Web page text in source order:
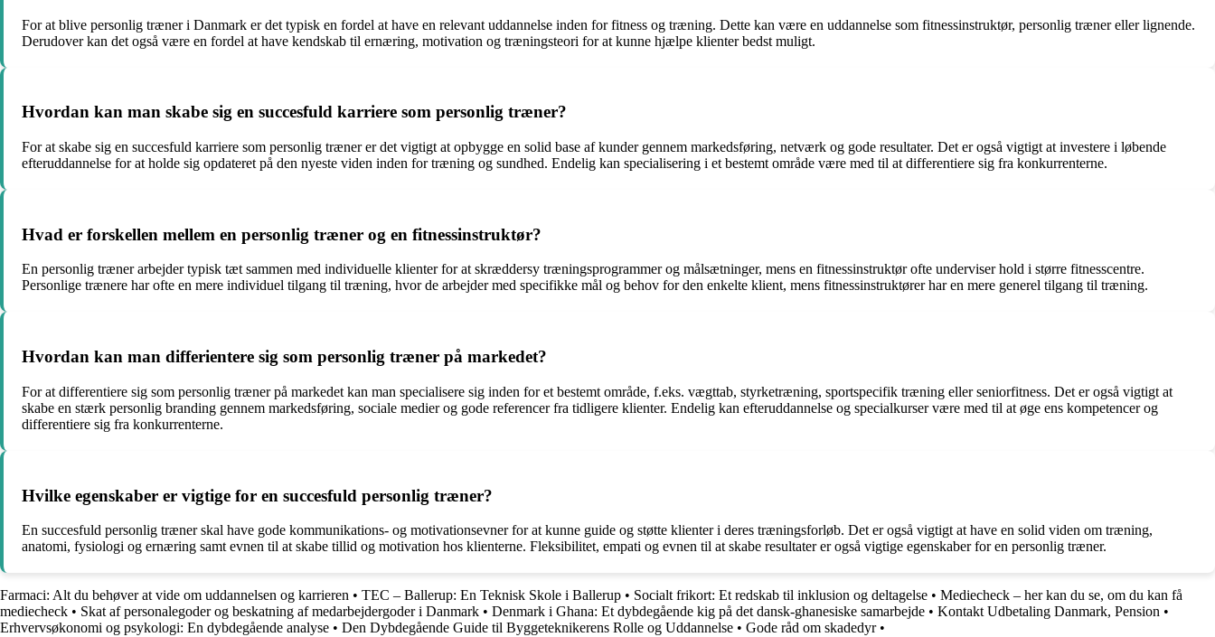
For at blive personlig træner i Danmark er det typisk en fordel at have en relevant uddannelse inden for fitness og træning. Dette kan være en uddannelse som fitnessinstruktør, personlig træner eller lignende.
Derudover kan det også være en fordel at have kendskab til ernæring, motivation og træningsteori for at kunne hjælpe klienter bedst muligt.
Hvordan kan man skabe sig en succesfuld karriere som personlig træner?
For at skabe sig en succesfuld karriere som personlig træner er det vigtigt at opbygge en solid base af kunder gennem markedsføring, netværk og gode resultater. Det er også vigtigt at investere i løbende
efteruddannelse for at holde sig opdateret på den nyeste viden inden for træning og sundhed. Endelig kan specialisering i et bestemt område være med til at differentiere sig fra konkurrenterne.
Hvad er forskellen mellem en personlig træner og en fitnessinstruktør?
En personlig træner arbejder typisk tæt sammen med individuelle klienter for at skræddersy træningsprogrammer og målsætninger, mens en fitnessinstruktør ofte underviser hold i større fitnesscentre.
Personlige trænere har ofte en mere individuel tilgang til træning, hvor de arbejder med specifikke mål og behov for den enkelte klient, mens fitnessinstruktører har en mere generel tilgang til træning.
Hvordan kan man differientere sig som personlig træner på markedet?
For at differentiere sig som personlig træner på markedet kan man specialisere sig inden for et bestemt område, f.eks. vægttab, styrketræning, sportspecifik træning eller seniorfitness. Det er også vigtigt at
skabe en stærk personlig branding gennem markedsføring, sociale medier og gode referencer fra tidligere klienter. Endelig kan efteruddannelse og specialkurser være med til at øge ens kompetencer og
differentiere sig fra konkurrenterne.
Hvilke egenskaber er vigtige for en succesfuld personlig træner?
En succesfuld personlig træner skal have gode kommunikations- og motivationsevner for at kunne guide og støtte klienter i deres træningsforløb. Det er også vigtigt at have en solid viden om træning,
anatomi, fysiologi og ernæring samt evnen til at skabe tillid og motivation hos klienterne. Fleksibilitet, empati og evnen til at skabe resultater er også vigtige egenskaber for en personlig træner.
Farmaci: Alt du behøver at vide om uddannelsen og karrieren • TEC – Ballerup: En Teknisk Skole i Ballerup • Socialt frikort: Et redskab til inklusion og deltagelse • Mediecheck – her kan du se, om du kan få
mediecheck • Skat af personalegoder og beskatning af medarbejdergoder i Danmark • Denmark i Ghana: Et dybdegående kig på det dansk-ghanesiske samarbejde • Kontakt Udbetaling Danmark, Pension •
Erhvervsøkonomi og psykologi: En dybdegående analyse • Den Dybdegående Guide til Byggeteknikerens Rolle og Uddannelse • Gode råd om skadedyr•